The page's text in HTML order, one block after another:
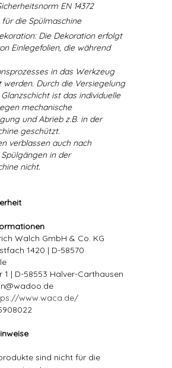
EN 14372
die Spülmaschine
Die Dekoration erfolgt
Einlegefolien, die während
in das Werkzeug
werden. Durch die Versiegelung
ist das individuelle
mechanische
und Abrieb z.B. in der
geschützt.
verblassen auch nach
in der
nicht.
Walch GmbH & Co. KG
1420 | D-58570
1 | D-58553 Halver-Carthausen
www.waca.de/
sind nicht für die